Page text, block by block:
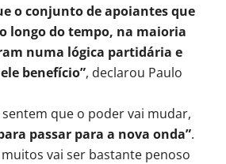
o conjunto de apoiantes que
longo do tempo, na maioria
numa lógica partidária e
benefício”, declarou Paulo
sentem que o poder vai mudar,
passar para a nova onda”.
vai ser bastante penoso